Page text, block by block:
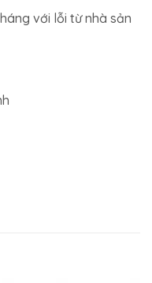
với lỗi từ nhà sản